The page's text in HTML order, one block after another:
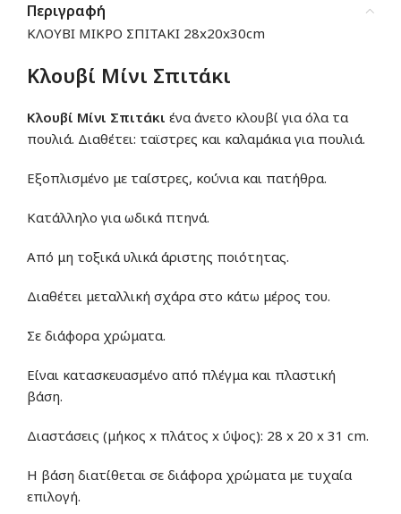
Περιγραφή
ΚΛΟΥΒΙ ΜΙΚΡΟ ΣΠΙΤΑΚΙ 28x20x30cm
Κλουβί Μίνι Σπιτάκι
Κλουβί Μίνι Σπιτάκι ένα άνετο κλουβί για όλα τα
πουλιά. Διαθέτει: ταϊστρες και καλαμάκια για πουλιά.
Εξοπλισμένο με ταίστρες, κούνια και πατήθρα.
Κατάλληλο για ωδικά πτηνά.
Από μη τοξικά υλικά άριστης ποιότητας.
Διαθέτει μεταλλική σχάρα στο κάτω μέρος του.
Σε διάφορα χρώματα.
Είναι κατασκευασμένο από πλέγμα και πλαστική
βάση.
Διαστάσεις (μήκος x πλάτος x ύψος): 28 x 20 x 31 cm.
Η βάση διατίθεται σε διάφορα χρώματα με τυχαία
επιλογή.